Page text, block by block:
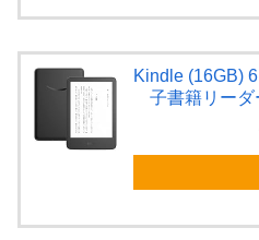
Kindle (16GB)
子書籍リーダ